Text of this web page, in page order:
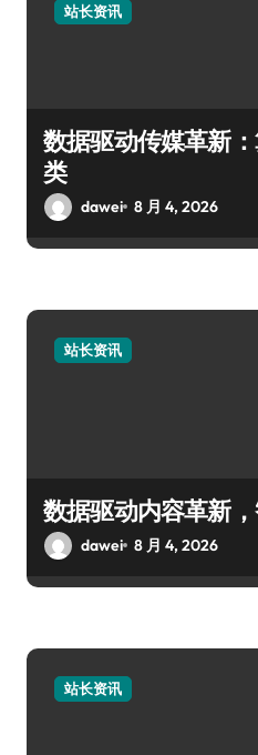
站长资讯
数据驱动传媒革新
类
dawei 8 月 4, 2026
站长资讯
数据驱动内容革新
dawei 8 月 4, 2026
站长资讯